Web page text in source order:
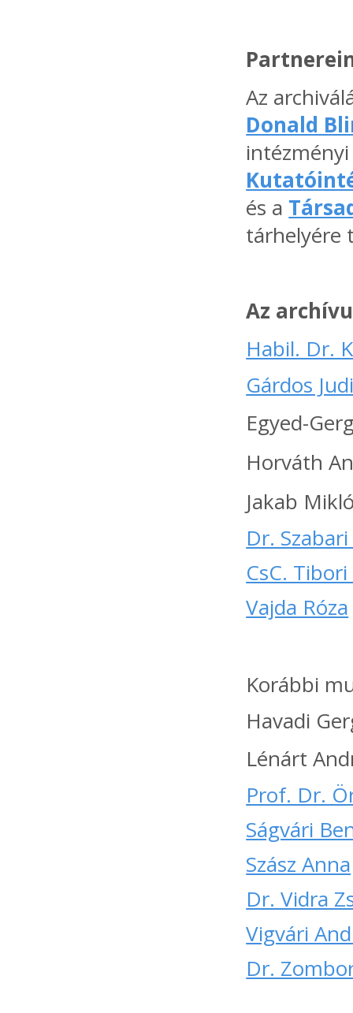
Az
Donald
és a
tárhelyére
Az
Habil. Dr.
Gárdos
Egyed-
Horváth
Jakab
Dr.
CsC.
Vajda Róza
Korábbi
Havadi
Lénárt
Prof. Dr.
Ságvári
Szász Anna
Dr. Vidra
Vigvári
Dr.